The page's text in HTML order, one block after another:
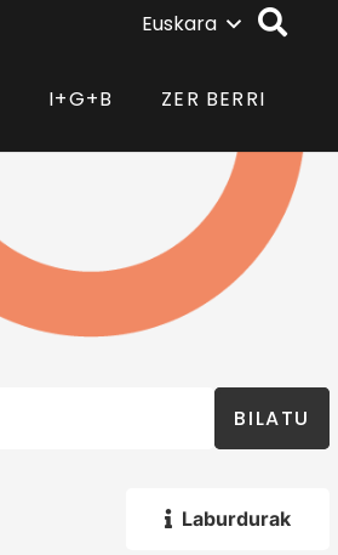
Euskara
I+G+B ZER BERRI
BILATU
Laburdurak